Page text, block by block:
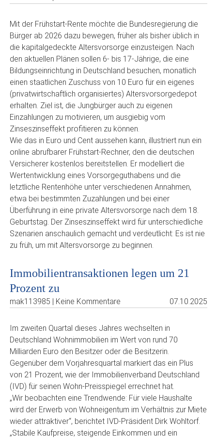
Mit der Frühstart-Rente möchte die Bundesregierung die
Bürger ab 2026 dazu bewegen, früher als bisher üblich in
die kapitalgedeckte Altersvorsorge einzusteigen. Nach
den aktuellen Plänen sollen 6- bis 17-Jährige, die eine
Bildungseinrichtung in Deutschland besuchen, monatlich
einen staatlichen Zuschuss von 10 Euro für ein eigenes
(privatwirtschaftlich organisiertes) Altersvorsorgedepot
erhalten. Ziel ist, die Jungbürger auch zu eigenen
Einzahlungen zu motivieren, um ausgiebig vom
Zinseszinseffekt profitieren zu können.
Wie das in Euro und Cent aussehen kann, illustriert nun ein
online abrufbarer Frühstart-Rechner, den die deutschen
Versicherer kostenlos bereitstellen. Er modelliert die
Wertentwicklung eines Vorsorgeguthabens und die
letztliche Rentenhöhe unter verschiedenen Annahmen,
etwa bei bestimmten Zuzahlungen und bei einer
Überführung in eine private Altersvorsorge nach dem 18.
Geburtstag. Der Zinseszinseffekt wird für unterschiedliche
Szenarien anschaulich gemacht und verdeutlicht: Es ist nie
zu früh, um mit Altersvorsorge zu beginnen.
Immobilientransaktionen legen um 21
Prozent zu
mak113985 | Keine Kommentare 07.10.2025
Im zweiten Quartal dieses Jahres wechselten in
Deutschland Wohnimmobilien im Wert von rund 70
Milliarden Euro den Besitzer oder die Besitzerin.
Gegenüber dem Vorjahresquartal markiert das ein Plus
von 21 Prozent, wie der Immobilienverband Deutschland
(IVD) für seinen Wohn-Preisspiegel errechnet hat.
„Wir beobachten eine Trendwende: Für viele Haushalte
wird der Erwerb von Wohneigentum im Verhältnis zur Miete
wieder attraktiver“, berichtet IVD-Präsident Dirk Wohltorf.
„Stabile Kaufpreise, steigende Einkommen und ein